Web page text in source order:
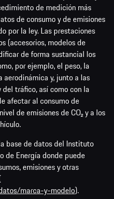
de medición más
de consumo y de emisiones
por la ley. Las prestaciones
(accesorios, modelos de
de forma sustancial los
por ejemplo, el peso, la
y, junto a las
tráfico, así como con la
afectar al consumo de
de emisiones de CO₂ y a los
base de datos del Instituto
de Energía donde puede
emisiones y otras
marca-y-modelo).